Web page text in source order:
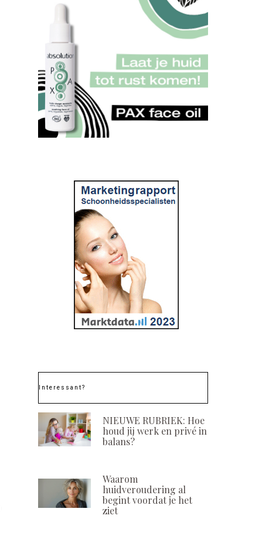
Interessant?
NIEUWE RUBRIEK: Hoe
houd jij werk en privé in
balans?
Waarom
huidveroudering al
begint voordat je het
ziet